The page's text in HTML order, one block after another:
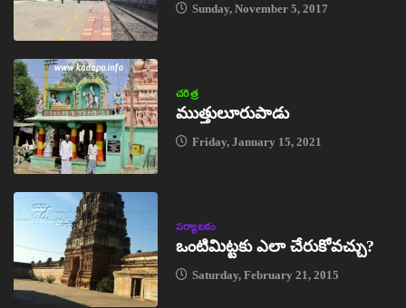
Sunday, November 5, 2017
చరిత్ర
ముత్తులూరుపాడు
Friday, January 15, 2021
పర్యాటకం
ఒంటిమిట్టకు ఎలా చేరుకోవచ్చు?
Saturday, February 21, 2015